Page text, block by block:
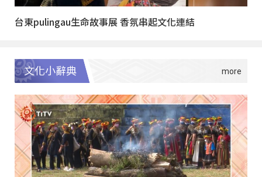
台東pulingau生命故事展 香氛串起文化連結
文化小辭典